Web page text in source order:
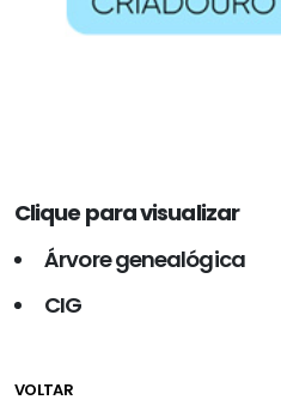
Clique para visualizar
Árvore genealógica
CIG
VOLTAR